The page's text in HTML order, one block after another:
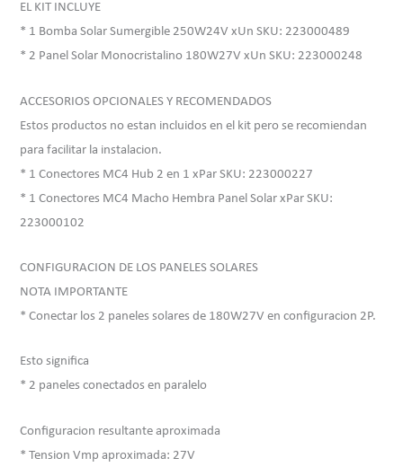
EL KIT INCLUYE
* 1 Bomba Solar Sumergible 250W24V xUn SKU: 223000489
* 2 Panel Solar Monocristalino 180W27V xUn SKU: 223000248
ACCESORIOS OPCIONALES Y RECOMENDADOS
Estos productos no estan incluidos en el kit pero se recomiendan
para facilitar la instalacion.
* 1 Conectores MC4 Hub 2 en 1 xPar SKU: 223000227
* 1 Conectores MC4 Macho Hembra Panel Solar xPar SKU:
223000102
CONFIGURACION DE LOS PANELES SOLARES
NOTA IMPORTANTE
* Conectar los 2 paneles solares de 180W27V en configuracion 2P.
Esto significa
* 2 paneles conectados en paralelo
Configuracion resultante aproximada
* Tension Vmp aproximada: 27V